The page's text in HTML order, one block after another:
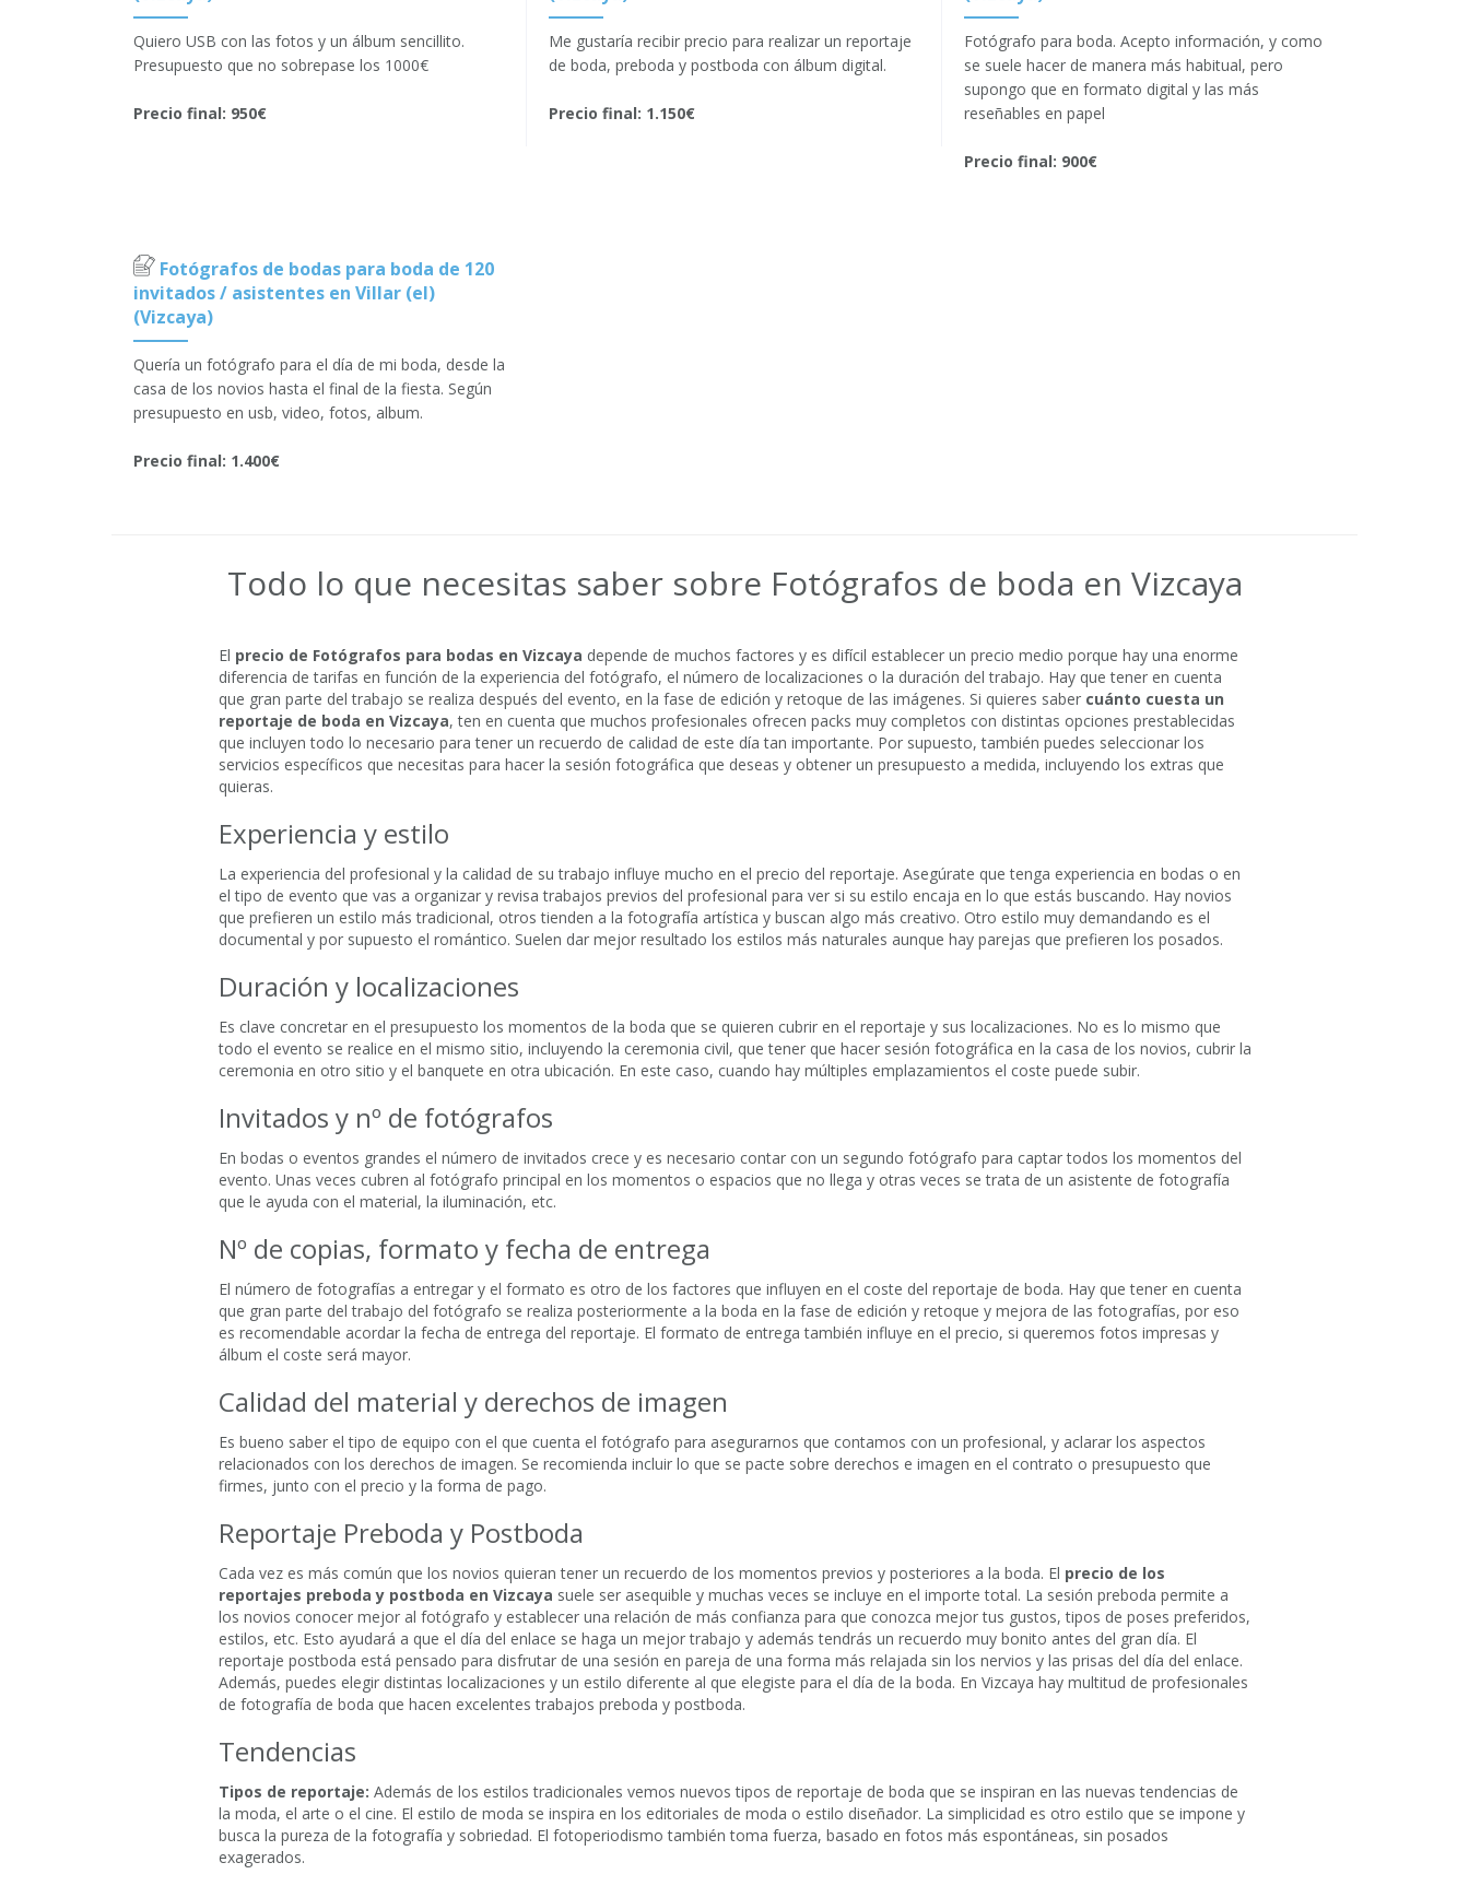
Quiero USB con las fotos y un álbum sencillito.
Presupuesto que no sobrepase los 1000€
Precio final: 950€
Me gustaría recibir precio para realizar un reportaje
de boda, preboda y postboda con álbum digital.
Precio final: 1.150€
Fotógrafo para boda. Acepto información, y como
se suele hacer de manera más habitual, pero
supongo que en formato digital y las más
reseñables en papel
Precio final: 900€
Fotógrafos de bodas para boda de 120
invitados / asistentes en Villar (el)
(Vizcaya)
Quería un fotógrafo para el día de mi boda, desde la
casa de los novios hasta el final de la fiesta. Según
presupuesto en usb, video, fotos, album.
Precio final: 1.400€
Todo lo que necesitas saber sobre Fotógrafos de boda en Vizcaya
El precio de Fotógrafos para bodas en Vizcaya depende de muchos factores y es difícil establecer un precio medio porque hay una enorme
diferencia de tarifas en función de la experiencia del fotógrafo, el número de localizaciones o la duración del trabajo. Hay que tener en cuenta
que gran parte del trabajo se realiza después del evento, en la fase de edición y retoque de las imágenes. Si quieres saber cuánto cuesta un
reportaje de boda en Vizcaya, ten en cuenta que muchos profesionales ofrecen packs muy completos con distintas opciones prestablecidas
que incluyen todo lo necesario para tener un recuerdo de calidad de este día tan importante. Por supuesto, también puedes seleccionar los
servicios específicos que necesitas para hacer la sesión fotográfica que deseas y obtener un presupuesto a medida, incluyendo los extras que
quieras.
Experiencia y estilo
La experiencia del profesional y la calidad de su trabajo influye mucho en el precio del reportaje. Asegúrate que tenga experiencia en bodas o en
el tipo de evento que vas a organizar y revisa trabajos previos del profesional para ver si su estilo encaja en lo que estás buscando. Hay novios
que prefieren un estilo más tradicional, otros tienden a la fotografía artística y buscan algo más creativo. Otro estilo muy demandando es el
documental y por supuesto el romántico. Suelen dar mejor resultado los estilos más naturales aunque hay parejas que prefieren los posados.
Duración y localizaciones
Es clave concretar en el presupuesto los momentos de la boda que se quieren cubrir en el reportaje y sus localizaciones. No es lo mismo que
todo el evento se realice en el mismo sitio, incluyendo la ceremonia civil, que tener que hacer sesión fotográfica en la casa de los novios, cubrir la
ceremonia en otro sitio y el banquete en otra ubicación. En este caso, cuando hay múltiples emplazamientos el coste puede subir.
Invitados y nº de fotógrafos
En bodas o eventos grandes el número de invitados crece y es necesario contar con un segundo fotógrafo para captar todos los momentos del
evento. Unas veces cubren al fotógrafo principal en los momentos o espacios que no llega y otras veces se trata de un asistente de fotografía
que le ayuda con el material, la iluminación, etc.
Nº de copias, formato y fecha de entrega
El número de fotografías a entregar y el formato es otro de los factores que influyen en el coste del reportaje de boda. Hay que tener en cuenta
que gran parte del trabajo del fotógrafo se realiza posteriormente a la boda en la fase de edición y retoque y mejora de las fotografías, por eso
es recomendable acordar la fecha de entrega del reportaje. El formato de entrega también influye en el precio, si queremos fotos impresas y
álbum el coste será mayor.
Calidad del material y derechos de imagen
Es bueno saber el tipo de equipo con el que cuenta el fotógrafo para asegurarnos que contamos con un profesional, y aclarar los aspectos
relacionados con los derechos de imagen. Se recomienda incluir lo que se pacte sobre derechos e imagen en el contrato o presupuesto que
firmes, junto con el precio y la forma de pago.
Reportaje Preboda y Postboda
Cada vez es más común que los novios quieran tener un recuerdo de los momentos previos y posteriores a la boda. El precio de los
reportajes preboda y postboda en Vizcaya suele ser asequible y muchas veces se incluye en el importe total. La sesión preboda permite a
los novios conocer mejor al fotógrafo y establecer una relación de más confianza para que conozca mejor tus gustos, tipos de poses preferidos,
estilos, etc. Esto ayudará a que el día del enlace se haga un mejor trabajo y además tendrás un recuerdo muy bonito antes del gran día. El
reportaje postboda está pensado para disfrutar de una sesión en pareja de una forma más relajada sin los nervios y las prisas del día del enlace.
Además, puedes elegir distintas localizaciones y un estilo diferente al que elegiste para el día de la boda. En Vizcaya hay multitud de profesionales
de fotografía de boda que hacen excelentes trabajos preboda y postboda.
Tendencias
Tipos de reportaje: Además de los estilos tradicionales vemos nuevos tipos de reportaje de boda que se inspiran en las nuevas tendencias de
la moda, el arte o el cine. El estilo de moda se inspira en los editoriales de moda o estilo diseñador. La simplicidad es otro estilo que se impone y
busca la pureza de la fotografía y sobriedad. El fotoperiodismo también toma fuerza, basado en fotos más espontáneas, sin posados
exagerados.